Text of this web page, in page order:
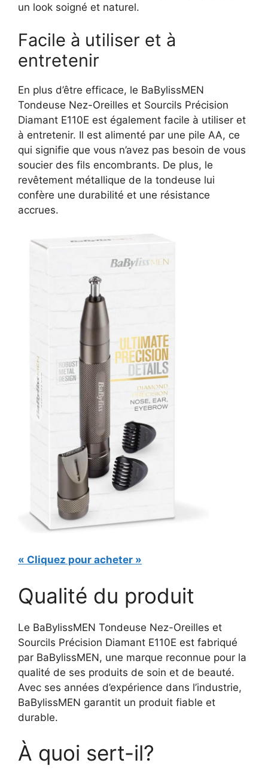
un look soigné et naturel.
Facile à utiliser et à
entretenir
En plus d’être efficace, le BaBylissMEN
Tondeuse Nez-Oreilles et Sourcils Précision
Diamant E110E est également facile à utiliser et
à entretenir. Il est alimenté par une pile AA, ce
qui signifie que vous n’avez pas besoin de vous
soucier des fils encombrants. De plus, le
revêtement métallique de la tondeuse lui
confère une durabilité et une résistance
accrues.
« Cliquez pour acheter »
Qualité du produit
Le BaBylissMEN Tondeuse Nez-Oreilles et
Sourcils Précision Diamant E110E est fabriqué
par BaBylissMEN, une marque reconnue pour la
qualité de ses produits de soin et de beauté.
Avec ses années d’expérience dans l’industrie,
BaBylissMEN garantit un produit fiable et
durable.
À quoi sert-il?